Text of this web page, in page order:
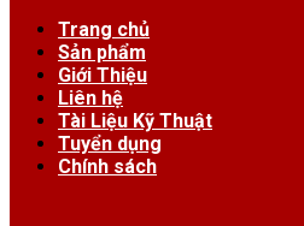
Trang chủ
Sản phẩm
Giới Thiệu
Liên hệ
Tài Liệu Kỹ Thuật
Tuyển dụng
Chính sách